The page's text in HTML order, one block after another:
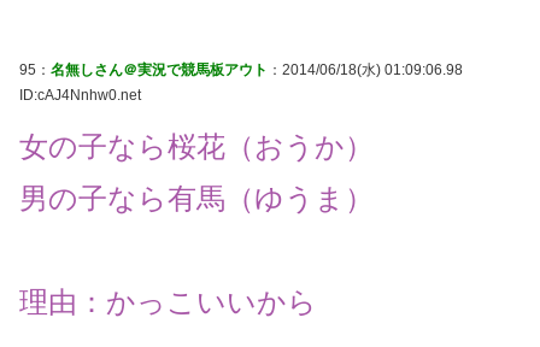
95： 名無しさん＠実況で競馬板アウト ：2014/06/18(水) 01:09:06.98
ID:cAJ4Nnhw0.net
女の子なら桜花（おうか）
男の子なら有馬（ゆうま）
理由：かっこいいから